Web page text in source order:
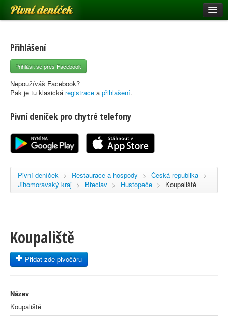
Pivní deníček
Pivní mapa
Pivní značky
Nápověda
Registrace
Přihlášení
Přihlásit se přes Facebook
Nepoužíváš Facebook?
Pak je tu klasická registrace a přihlašení.
Pivní deníček pro chytré telefony
Pivní deníček > Restaurace a hospody > Česká republika >
Jihomoravský kraj > Břeclav > Hustopeče > Koupaliště
Koupaliště
Přidat zde pivočáru
Název
Koupaliště